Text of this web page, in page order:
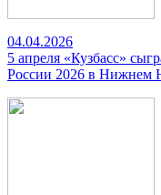
04.04.2026
5 апреля «Кузбасс»
России 2026 в Нижнем